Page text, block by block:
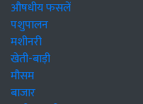
औषधीय फसलें
पशुपालन
मशीनरी
खेती-बाड़ी
मौसम
बाजार